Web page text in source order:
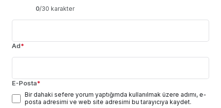
0/30 karakter
Ad*
E-Posta*
Bir dahaki sefere yorum yaptığımda kullanılmak üzere adımı, e-
posta adresimi ve web site adresimi bu tarayıcıya kaydet.